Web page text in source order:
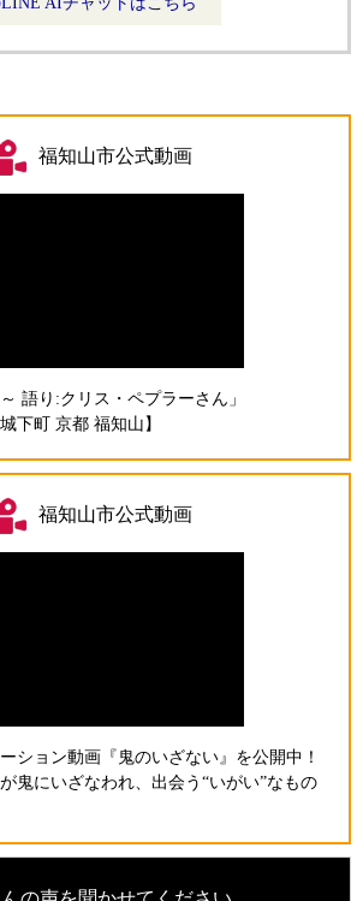
福知山市公式動画
語り:クリス・ペプラーさん」
下町 京都 福知山】
福知山市公式動画
ション動画『鬼のいざない』を公開中！
鬼にいざなわれ、出会う“いがい”なもの